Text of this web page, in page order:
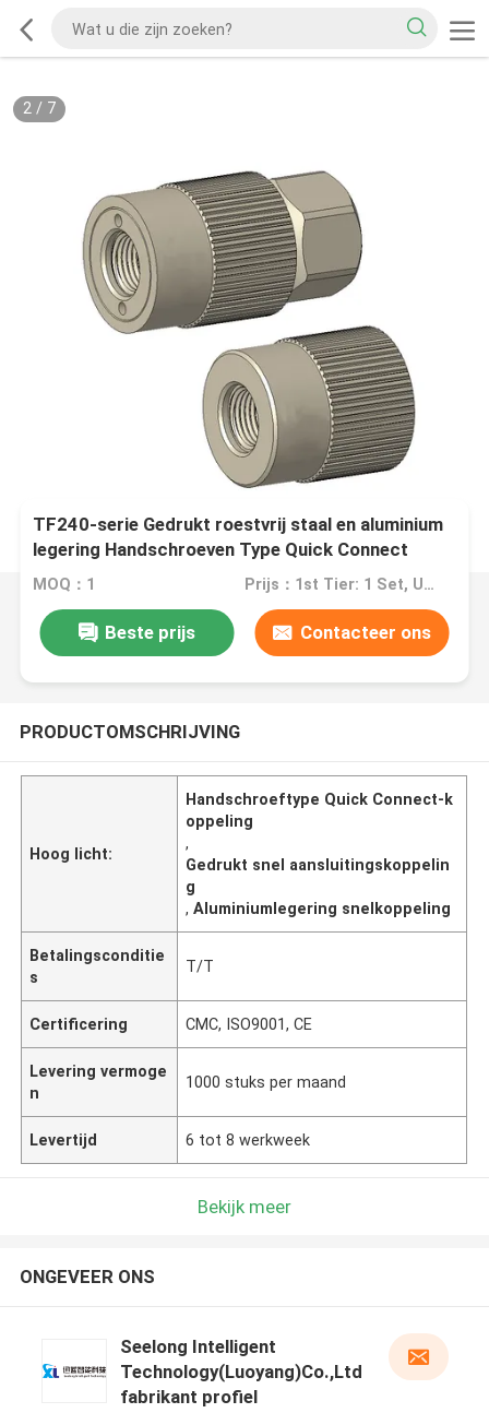
2/ 7
TF240-serie Gedrukt roestvrij staal en aluminium
legering Handschroeven Type Quick Connect
Coupling
MOQ：1 Prijs：1st Tier: 1 Set, Unit Price USD 3.00 2nd Tier: 2-5 Sets, Unit Price USD 2.00 3rd Tier: Over 5 Sets, Unit Price USD 1.00
Beste prijs Contacteer ons
PRODUCTOMSCHRIJVING
Hoog licht:
Handschroeftype Quick Connect-k
oppeling
,
Gedrukt snel aansluitingskoppelin
g
,Aluminiumlegering snelkoppeling
Betalingsconditie
s
T/T
Certificering CMC, ISO9001, CE
Levering vermoge
n
1000 stuks per maand
Levertijd 6 tot 8 werkweek
Bekijk meer
ONGEVEER ONS
Seelong Intelligent
Technology(Luoyang)Co.,Ltd
fabrikant profiel